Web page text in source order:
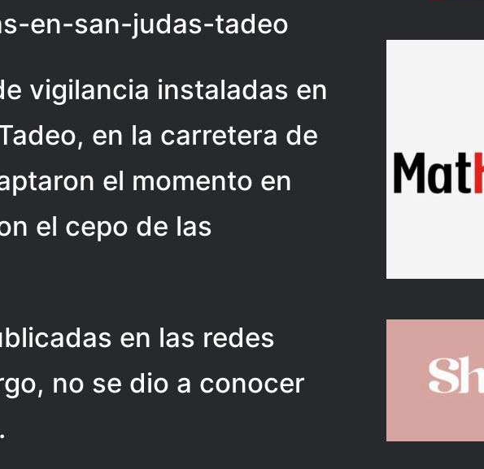
en-san-judas-tadeo
vigilancia instaladas en
en la carretera de
el momento en
el cepo de las
en las redes
no se dio a conocer